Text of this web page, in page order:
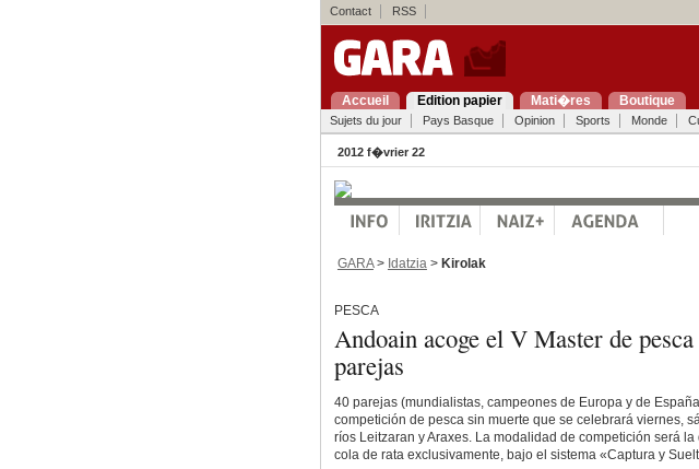
Contact RSS
Accueil Edition papier Mati�res Boutique
Sujets du jour Pays Basque Opinion Sports Monde
2012 f�vrier 22
GARA> Idatzia > Kirolak
PESCA
Andoain acoge el V Master de
parejas
40 parejas (mundialistas, campeones de Europa y de
competición de pesca sin muerte que se celebrará viernes,
ríos Leitzaran y Araxes. La modalidad de competición será la
cola de rata exclusivamente, bajo el sistema «Captura y